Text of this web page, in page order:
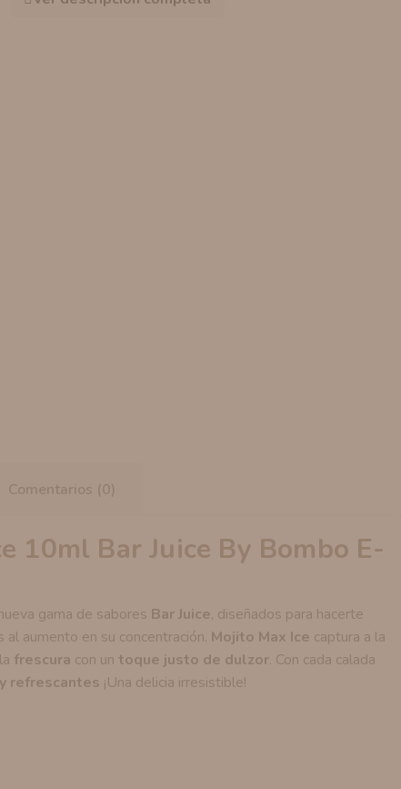
Comentarios (0)
10ml Bar Juice By Bombo E-
gama de sabores Bar Juice, diseñados para hacerte
aumento en su concentración. Mojito Max Ice captura a la
frescura con un toque justo de dulzor. Con cada calada
refrescantes ¡Una delicia irresistible!